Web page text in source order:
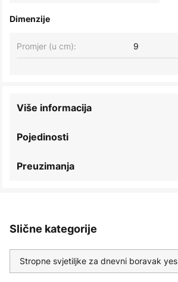
Dimenzije
Promjer (u cm): 9
Pojedinosti
Više informacija
Preuzimanja
Slične kategorije
Stropne svjetiljke za dnevni boravak yes